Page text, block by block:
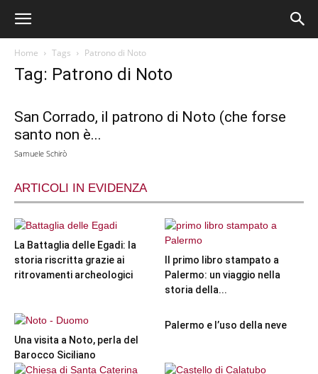
Home Tags Patrono di Noto
Tag: Patrono di Noto
San Corrado, il patrono di Noto (che forse
santo non è...
Samuele Schirò
ARTICOLI IN EVIDENZA
La Battaglia delle Egadi: la
storia riscritta grazie ai
ritrovamenti archeologici
Il primo libro stampato a
Palermo: un viaggio nella
storia della...
Una visita a Noto, perla del
Barocco Siciliano
Palermo e l’uso della neve